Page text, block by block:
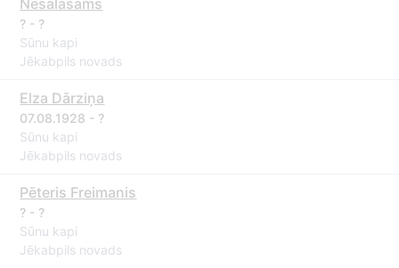
Nesalasāms
? - ?
Sūnu kapi
Jēkabpils novads
Elza Dārziņa
07.08.1928 - ?
Sūnu kapi
Jēkabpils novads
Pēteris Freimanis
? - ?
Sūnu kapi
Jēkabpils novads